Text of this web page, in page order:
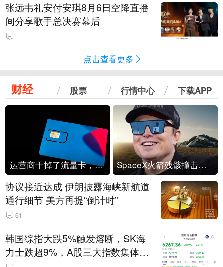
张远韦礼安付安琪8月6日空降直播
间分享歌手总决赛幕后
点击查看更多
财经 股票 行情中心 下载APP
运营商干掉了流量卡，他们真的玩不起了 SpaceX火箭残骸撞击月球
协议接近达成 伊朗披露海峡新航道
通行细节 美方再提“倒计时”
61
韩国综指大跌5%触发熔断，SK海
力士跌超9%，A股三大指数集体低